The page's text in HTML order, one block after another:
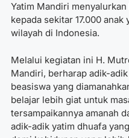
Yatim Mandiri
kepada sekitar 17.000
wilayah di Indonesia.
Melalui kegiatan ini H.
Mandiri, berharap adik-
beasiswa yang
belajar lebih giat untuk
tersampaikannya amanah
adik-adik yatim dhuafa